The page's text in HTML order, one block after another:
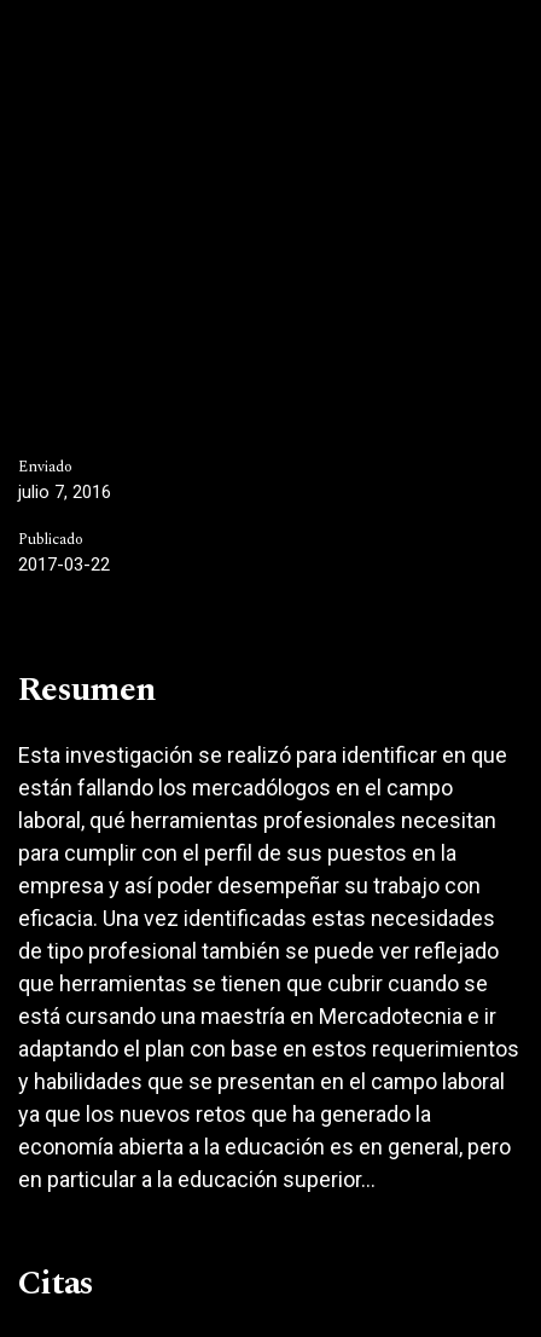
Enviado
julio 7, 2016
Publicado
2017-03-22
Resumen
Esta investigación se realizó para identificar en que
están fallando los mercadólogos en el campo
laboral, qué herramientas profesionales necesitan
para cumplir con el perfil de sus puestos en la
empresa y así poder desempeñar su trabajo con
eficacia. Una vez identificadas estas necesidades
de tipo profesional también se puede ver reflejado
que herramientas se tienen que cubrir cuando se
está cursando una maestría en Mercadotecnia e ir
adaptando el plan con base en estos requerimientos
y habilidades que se presentan en el campo laboral
ya que los nuevos retos que ha generado la
economía abierta a la educación es en general, pero
en particular a la educación superior...
Citas